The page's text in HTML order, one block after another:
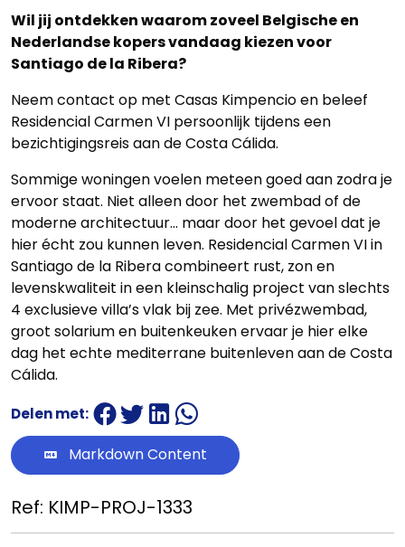
Wil jij ontdekken waarom zoveel Belgische en
Nederlandse kopers vandaag kiezen voor
Santiago de la Ribera?
Neem contact op met Casas Kimpencio en beleef
Residencial Carmen VI persoonlijk tijdens een
bezichtigingsreis aan de Costa Cálida.
Sommige woningen voelen meteen goed aan zodra je
ervoor staat. Niet alleen door het zwembad of de
moderne architectuur… maar door het gevoel dat je
hier écht zou kunnen leven. Residencial Carmen VI in
Santiago de la Ribera combineert rust, zon en
levenskwaliteit in een kleinschalig project van slechts
4 exclusieve villa’s vlak bij zee. Met privézwembad,
groot solarium en buitenkeuken ervaar je hier elke
dag het echte mediterrane buitenleven aan de Costa
Cálida.
Delen met:
Markdown Content
Ref: KIMP-PROJ-1333